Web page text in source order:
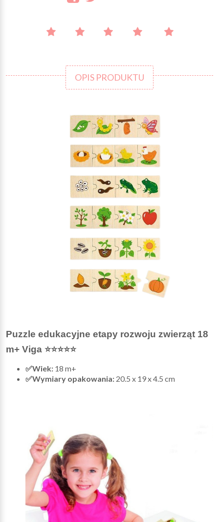
OPIS PRODUKTU
Puzzle edukacyjne etapy rozwoju zwierząt 18
m+ Viga ⭐⭐⭐⭐⭐
✅Wiek: 18 m+
✅Wymiary opakowania: 20.5 x 19 x 4.5 cm